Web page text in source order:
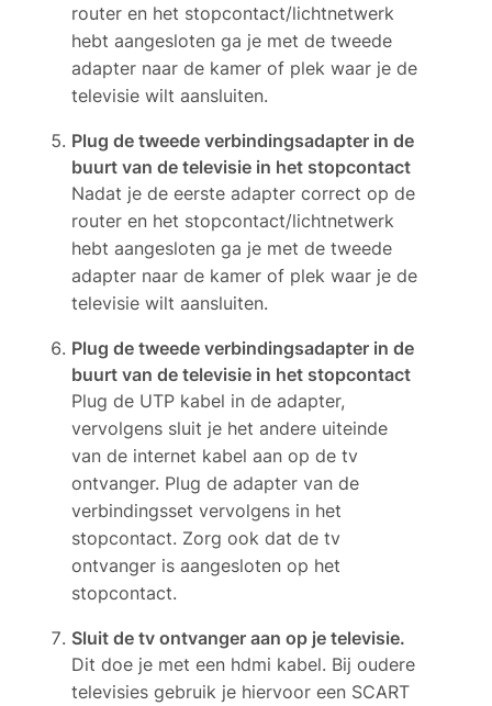
router en het stopcontact/lichtnetwerk
hebt aangesloten ga je met de tweede
adapter naar de kamer of plek waar je de
televisie wilt aansluiten.
Plug de tweede verbindingsadapter in de
buurt van de televisie in het stopcontact
Nadat je de eerste adapter correct op de
router en het stopcontact/lichtnetwerk
hebt aangesloten ga je met de tweede
adapter naar de kamer of plek waar je de
televisie wilt aansluiten.
Plug de tweede verbindingsadapter in de
buurt van de televisie in het stopcontact
Plug de UTP kabel in de adapter,
vervolgens sluit je het andere uiteinde
van de internet kabel aan op de tv
ontvanger. Plug de adapter van de
verbindingsset vervolgens in het
stopcontact. Zorg ook dat de tv
ontvanger is aangesloten op het
stopcontact.
Sluit de tv ontvanger aan op je televisie.
Dit doe je met een hdmi kabel. Bij oudere
televisies gebruik je hiervoor een SCART